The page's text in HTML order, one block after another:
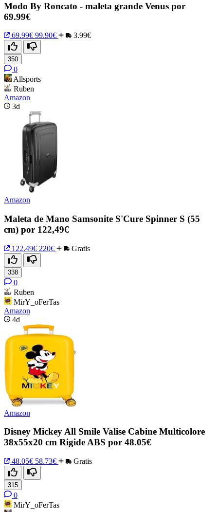
Modo By Roncato - maleta grande Venus por
69.99€
69.99€ 99.90€ 3.99€
350
0
Allsports
Ruben
Amazon
3d
Amazon
Maleta de Mano Samsonite S'Cure Spinner S (55
cm) por 122,49€
122.49€ 220€ Gratis
338
0
Ruben
MirY_oFerTas
Amazon
4d
Amazon
Disney Mickey All Smile Valise Cabine Multicolore
38x55x20 cm Rigide ABS por 48.05€
48.05€ 58.73€ Gratis
315
0
MirY_oFerTas